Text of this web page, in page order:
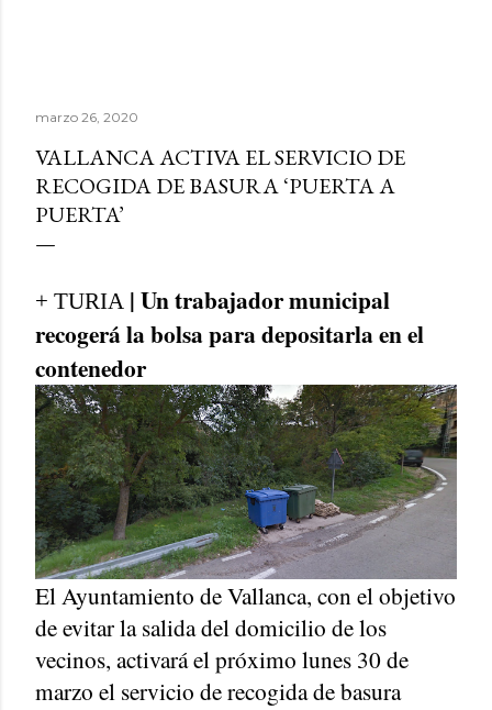
marzo 26, 2020
VALLANCA ACTIVA EL SERVICIO DE
RECOGIDA DE BASURA ‘PUERTA A
PUERTA’
+ TURIA | Un trabajador municipal
recogerá la bolsa para depositarla en el
contenedor
El Ayuntamiento de Vallanca, con el objetivo
de evitar la salida del domicilio de los
vecinos, activará el próximo lunes 30 de
marzo el servicio de recogida de basura